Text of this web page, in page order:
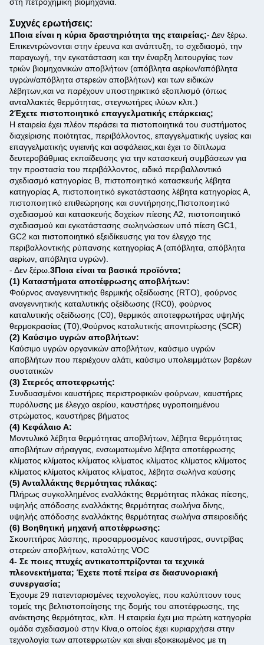
Συχνές ερωτήσεις:
1Ποια είναι η κύρια δραστηριότητα της εταιρείας;- Δεν ξέρω.
Επικεντρώνονται στην έρευνα και ανάπτυξη, το σχεδιασμό, την
παραγωγή, την εγκατάσταση και την έναρξη λειτουργίας των
τριών βιομηχανικών αποβλήτων (απόβλητα αερίων/απόβλητα
υγρών/απόβλητα στερεών αποβλήτων) και των ειδικών
λέβητων,και να παρέχουν υποστηρικτικό εξοπλισμό (όπως
ανταλλακτές θερμότητας, στεγνωτήρες ιλύων κλπ.)
2Έχετε πιστοποιητικό επαγγελματικής επάρκειας;
Η εταιρεία έχει πλέον περάσει τα πιστοποιητικά του συστήματος
διαχείρισης ποιότητας, περιβάλλοντος, επαγγελματικής υγείας και
επαγγελματικής υγιεινής και ασφάλειας,και έχει το δίπλωμα
δευτεροβάθμιας εκπαίδευσης για την κατασκευή συμβάσεων για
την προστασία του περιβάλλοντος, ειδικό περιβαλλοντικό
σχεδιασμό κατηγορίας Β, πιστοποιητικό κατασκευής λέβητα
κατηγορίας Α, πιστοποιητικό εγκατάστασης λέβητα κατηγορίας Α,
πιστοποιητικό επιθεώρησης και συντήρησης,Πιστοποιητικό
σχεδιασμού και κατασκευής δοχείων πίεσης Α2, πιστοποιητικό
σχεδιασμού και εγκατάστασης σωληνώσεων υπό πίεση GC1,
GC2 και πιστοποιητικό εξειδίκευσης για τον έλεγχο της
περιβαλλοντικής ρύπανσης κατηγορίας Α (απόβλητα, απόβλητα
αερίων, απόβλητα υγρών).
- Δεν ξέρω. 3Ποια είναι τα βασικά προϊόντα;
(1) Καταστήματα αποτέφρωσης αποβλήτων:
Φούρνος αναγεννητικής θερμικής οξείδωσης (RTO), φούρνος
αναγεννητικής καταλυτικής οξείδωσης (RC0), φούρνος
καταλυτικής οξείδωσης (C0), θερμικός αποτεφρωτήρας υψηλής
θερμοκρασίας (T0),Φούρνος καταλυτικής απονιτρίωσης (SCR)
(2) Καύσιμο υγρών αποβλήτων:
Καύσιμο υγρών οργανικών αποβλήτων, καύσιμο υγρών
αποβλήτων που περιέχουν αλάτι, καύσιμο υπολειμμάτων βαρέων
συστατικών
(3) Στερεός αποτεφρωτής:
Συνδυασμένοι καυστήρες περιστροφικών φούρνων, καυστήρες
πυρόλυσης με έλεγχο αερίου, καυστήρες υγροποιημένου
στρώματος, καυστήρες βήματος
(4) Κεφάλαιο Α:
Μοντυλικό λέβητα θερμότητας αποβλήτων, λέβητα θερμότητας
αποβλήτων σήραγγας, ενσωματωμένο λέβητα αποτέφρωσης
κλίματος κλίματος κλίματος κλίματος κλίματος κλίματος κλίματος
κλίματος κλίματος κλίματος κλίματος, λέβητα σωλήνα καύσης
(5) Ανταλλάκτης θερμότητας πλάκας:
Πλήρως συγκολλημένος εναλλάκτης θερμότητας πλάκας πίεσης,
υψηλής απόδοσης εναλλάκτης θερμότητας σωλήνα δίνης,
υψηλής απόδοσης εναλλάκτης θερμότητας σωλήνα σπειροειδής
(6) Βοηθητική μηχανή αποτέφρωσης:
Σκουπτήρας λάσπης, προσαρμοσμένος καυστήρας, συντρίβας
στερεών αποβλήτων, καταλύτης VOC
4- Σε ποιες πτυχές αντικατοπτρίζονται τα τεχνικά
πλεονεκτήματα; Έχετε ποτέ πείρα σε διασυνοριακή
συνεργασία;
Έχουμε 29 πατενταρισμένες τεχνολογίες, που καλύπτουν τους
τομείς της βελτιστοποίησης της δομής του αποτέφρωσης, της
ανάκτησης θερμότητας, κλπ. Η εταιρεία έχει μια πρώτη κατηγορία
ομάδα σχεδιασμού στην Κίνα,ο οποίος έχει κυριαρχήσει στην
τεχνολογία των αποτεφρωτών και είναι εξοικειωμένος με τη